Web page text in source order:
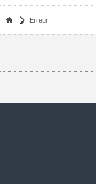
Erreur